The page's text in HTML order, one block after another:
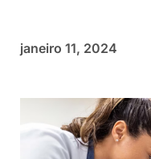
janeiro 11, 2024